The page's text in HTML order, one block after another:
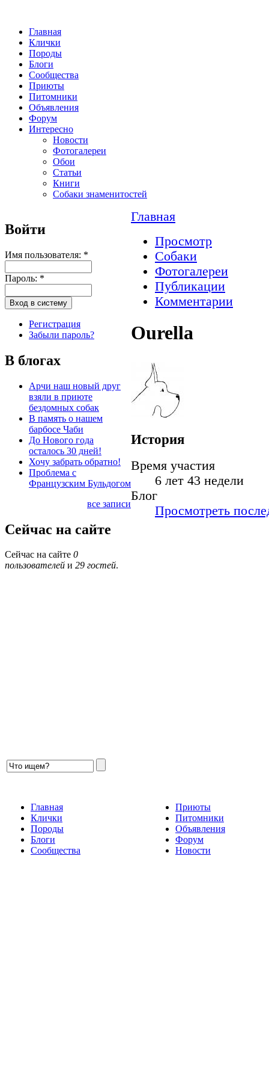
Главная
Клички
Породы
Блоги
Сообщества
Приюты
Питомники
Объявления
Форум
Интересно
Новости
Фотогалереи
Обои
Статьи
Книги
Собаки знаменитостей
Войти
Имя пользователя: *
Пароль: *
Регистрация
Забыли пароль?
В блогах
Арчи наш новый друг
взяли в приюте
бездомных собак
В память о нашем
барбосе Чаби
До Нового года
осталось 30 дней!
Хочу забрать обратно!
Проблема с
Французским Бульдогом
все записи
Сейчас на сайте
Сейчас на сайте 0
пользователей и 29 гостей.
Главная
Просмотр
Собаки
Фотогалереи
Публикации
Комментарии
Ourella
История
Время участия
6 лет 43 недели
Блог
Просмотреть
Главная
Клички
Породы
Блоги
Сообщества
Приюты
Питомники
Объявления
Форум
Новости